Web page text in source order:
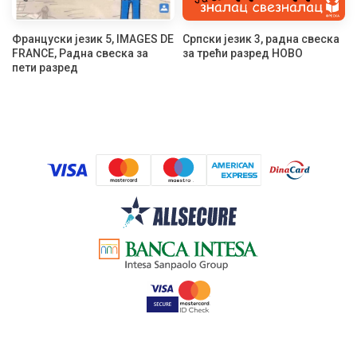
Француски језик 5, IMAGES DE
FRANCE, Радна свеска за
пети разред
Српски језик 3, радна свеска
за трећи разред НОВО